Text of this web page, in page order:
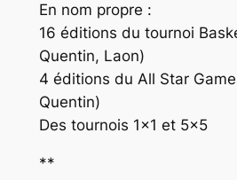
En nom propre :
16 éditions du tournoi
Quentin, Laon)
4 éditions du All Star
Quentin)
Des tournois 1×1 et 5×5
**